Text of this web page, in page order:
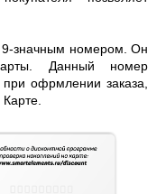
9-значным номером. Он
Данный номер
при офрмлении заказа,